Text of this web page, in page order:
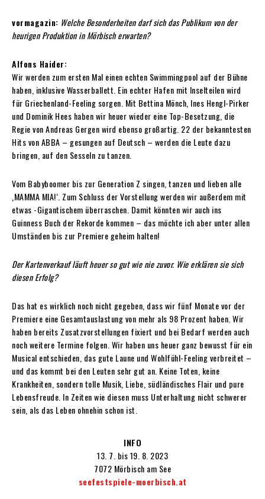
vormagazin: Welche Besonderheiten darf sich das Publikum von der
heurigen Produktion in Mörbisch erwarten?
Alfons Haider:
Wir werden zum ersten Mal einen echten Swimmingpool auf der Bühne
haben, inklusive Wasserballett. Ein echter Hafen mit Inselteilen wird
für Griechenland-Feeling sorgen. Mit Bettina Mönch, Ines Hengl-Pirker
und Dominik Hees haben wir heuer wieder eine Top-Besetzung, die
Regie von Andreas Gergen wird ebenso großartig. 22 der bekanntesten
Hits von ABBA – gesungen auf Deutsch – werden die Leute dazu
bringen, auf den Sesseln zu tanzen.
Vom Babyboomer bis zur Generation Z singen, tanzen und lieben alle
‚MAMMA MIA!‘. Zum Schluss der Vorstellung werden wir außerdem mit
etwas -Gigantischem überraschen. Damit könnten wir auch ins
Guinness Buch der Rekorde kommen – das möchte ich aber unter allen
Umständen bis zur Premiere geheim halten!
Der Kartenverkauf läuft heuer so gut wie nie zuvor. Wie erklären sie sich
diesen Erfolg?
Das hat es wirklich noch nicht gegeben, dass wir fünf Monate vor der
Premiere eine Gesamtauslastung von mehr als 98 Prozent haben. Wir
haben bereits Zusatzvorstellungen fixiert und bei Bedarf werden auch
noch weitere Termine folgen. Wir haben uns heuer ganz bewusst für ein
Musical entschieden, das gute Laune und Wohlfühl-Feeling verbreitet –
und das kommt bei den Leuten sehr gut an. Keine Toten, keine
Krankheiten, sondern tolle Musik, Liebe, südländisches Flair und pure
Lebensfreude. In Zeiten wie diesen muss Unterhaltung nicht schwerer
sein, als das Leben ohnehin schon ist.
INFO
13. 7. bis 19. 8. 2023
7072 Mörbisch am See
seefestspiele-moerbisch.at